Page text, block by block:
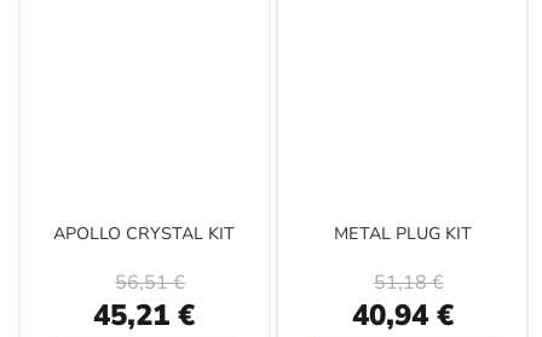
APOLLO CRYSTAL KIT
Special
Price
45,21 €
56,51 €
METAL PLUG KIT
Special
Price
40,94 €
51,18 €